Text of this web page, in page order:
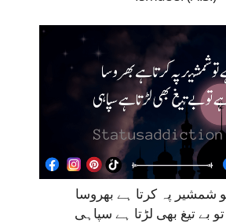
شمشير پہ کرتا ہے بھروسا
بے تيغ بھی لڑتا ہے سپاہی